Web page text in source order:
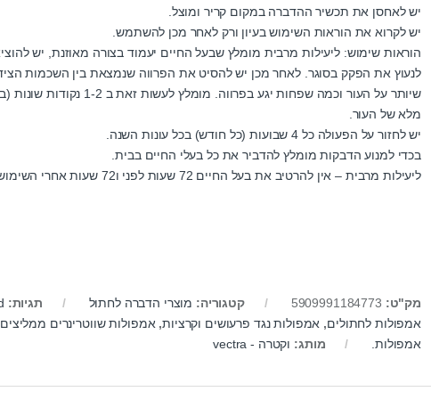
יש לאחסן את תכשיר ההדברה במקום קריר ומוצל.
יש לקרוא את הוראות השימוש בעיון ורק לאחר מכן להשתמש.
הוראות שימוש: ליעילות מרבית מומלץ שבעל החיים יעמוד בצורה מאוזנת, יש
לנעוץ את הפקק בסוגר. לאחר מכן יש להסיט את הפרווה שנמצאת בין השכמות
שיותר על העור וכמה שפחות
מלא של העור.
יש לחזור על הפעולה כל 4 שבועות (כל חודש) בכל עונות השנה.
בכדי למנוע הדבקות מומלץ להדביר את כל בעלי החיים בבית.
ליעילות מרבית – אין להרטיב את בעל החיים 72 שעות לפני ו72 שעות אחרי השימוש בוקטרה.
מק"ט: 5909991184773 קטגוריה: מוצרי הדברה לחתול תגיות:
אמפולות לחתולים, אמפולות נגד פרעושים וקרציות, אמפולות שווטרינרים ממליצים
אמפולות.
מותג: וקטרה - vectra